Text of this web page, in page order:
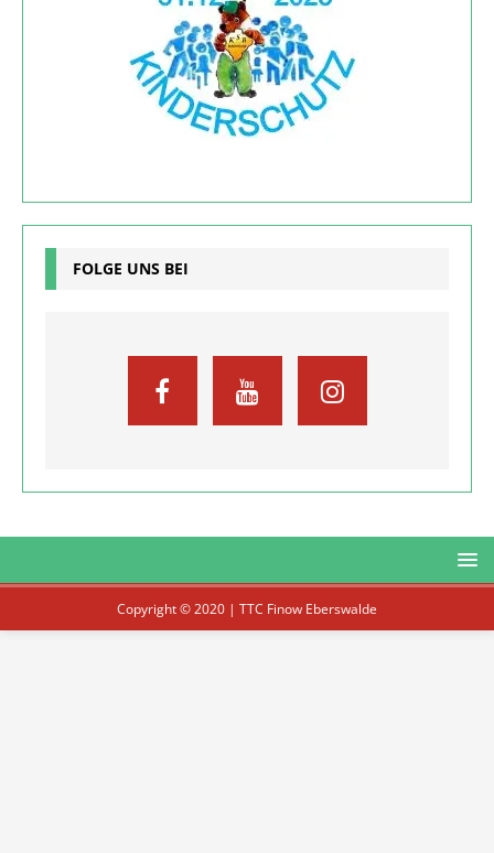
FOLGE UNS BEI
Copyright © 2020 | TTC Finow Eberswalde